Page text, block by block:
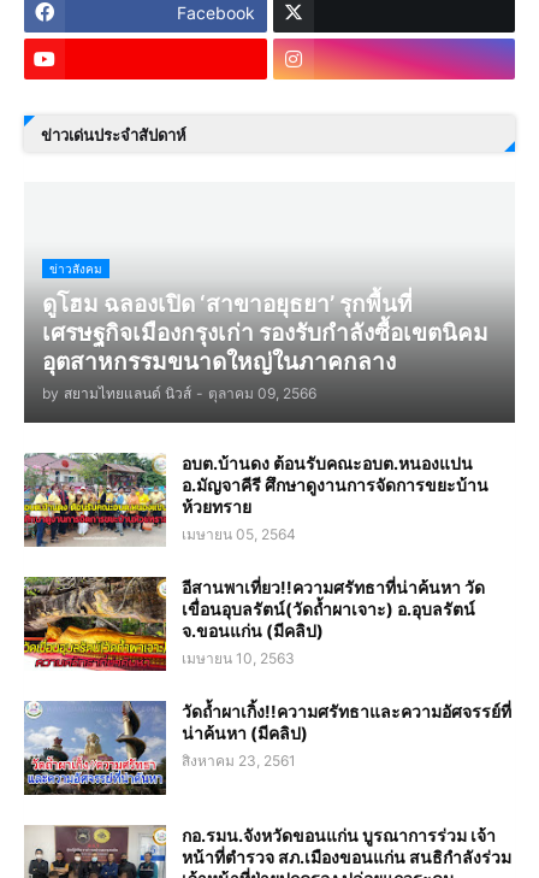
Facebook
ข่าวเด่นประจำสัปดาห์
ข่าวสังคม
ดูโฮม ฉลองเปิด ‘สาขาอยุธยา’ รุกพื้นที่
เศรษฐกิจเมืองกรุงเก่า รองรับกำลังซื้อเขตนิคม
อุตสาหกรรมขนาดใหญ่ในภาคกลาง
by สยามไทยแลนด์ นิวส์ - ตุลาคม 09, 2566
อบต.บ้านดง ต้อนรับคณะอบต.หนองแปน
อ.มัญจาคีรี ศึกษาดูงานการจัดการขยะบ้าน
ห้วยทราย
เมษายน 05, 2564
อีสานพาเที่ยว!!ความศรัทธาที่น่าค้นหา วัด
เขื่อนอุบลรัตน์(วัดถ้ำผาเจาะ) อ.อุบลรัตน์
จ.ขอนแก่น (มีคลิป)
เมษายน 10, 2563
วัดถ้ำผาเกิ้ง!!ความศรัทธาและความอัศจรรย์ที่
น่าค้นหา (มีคลิป)
สิงหาคม 23, 2561
กอ.รมน.จังหวัดขอนแก่น บูรณาการร่วม เจ้า
หน้าที่ตำรวจ สภ.เมืองขอนแก่น สนธิกำลังร่วม